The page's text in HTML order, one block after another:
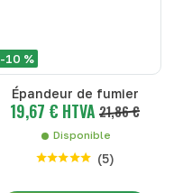
-10 %
Épandeur de fumier
19,67 € HTVA 21,86 €
Disponible
(5)